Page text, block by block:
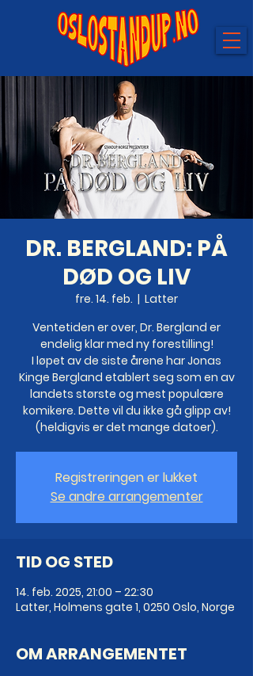
DR. BERGLAND: PÅ
DØD OG LIV
fre. 14. feb.
  |
Latter
Ventetiden er over, Dr. Bergland er
endelig klar med ny forestilling!
I løpet av de siste årene har Jonas
Kinge Bergland etablert seg som en av
landets største og mest populære
komikere. Dette vil du ikke gå glipp av!
(heldigvis er det mange datoer).
Registreringen er lukket
Se andre arrangementer
TID OG STED
14. feb. 2025, 21:00 – 22:30
Latter, Holmens gate 1, 0250 Oslo, Norge
OM ARRANGEMENTET